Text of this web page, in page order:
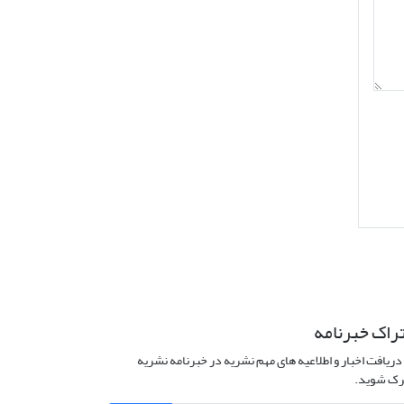
خبرنامه
اخبار و اطلاعیه های مهم نشریه در خبرنامه نشریه
شوید.